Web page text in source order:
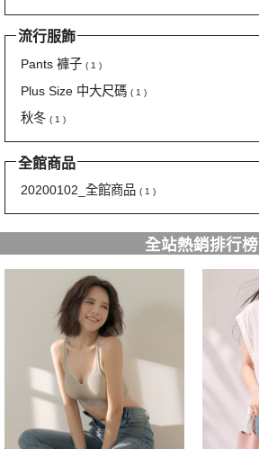
流行服飾
Pants 褲子 ( 1 )
Plus Size 中大尺碼 ( 1 )
秋冬 ( 1 )
全館商品
20200102_全館商品 ( 1 )
全站熱銷排行榜